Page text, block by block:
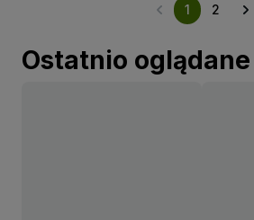
1 2
Ostatnio oglądane